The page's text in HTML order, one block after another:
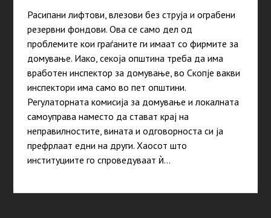
Расипани лифтови, влезови без струја и ограбени
резервни фондови. Ова се само дел од
проблемите кои граѓаните ги имаат со фирмите за
домување. Иако, секоја општина треба да има
вработен инспектор за домување, во Скопје вакви
инспектори има само во пет општини.
Регулаторната комисија за домување и локалната
самоуправа наместо да стават крај на
неправилностите, вината и одговорноста си ја
префрлаат едни на други. Хаосот што
институциите го спроведуваат ѝ…